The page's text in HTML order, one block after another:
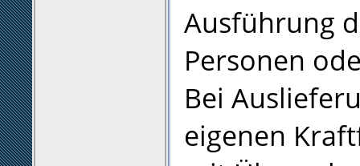
Ausführung
Personen
Bei
eigenen